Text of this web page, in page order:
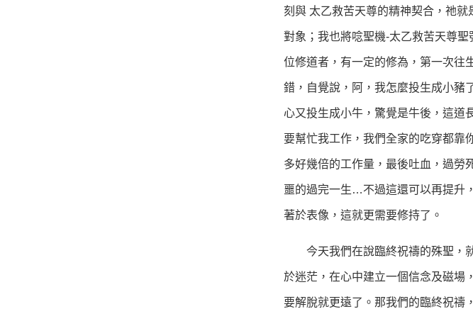
刻與 太乙救苦天尊的精神契合，祂
對象；我也將唸聖機-太乙救苦天尊
位修道者，有一定的修為，第一次往
錯，自覺說，阿，我怎麼投生成小
心又投生成小牛，驚覺是牛後，這道
要幫忙我工作，我們全家的吃穿都
多好幾倍的工作量，最後吐血，過
噩的過完一生…不過這還可以再提升
著於表像，這就更需要修持了。
今天我們在說臨終祝禱的殊聖，就
於迷茫，在心中建立一個信念及磁場
要解脫就更遠了。那我們的臨終祝禱